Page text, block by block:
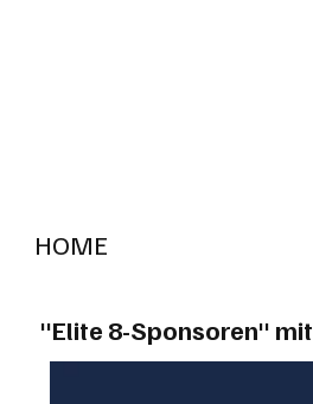
HOME
"Elite 8-Sponsoren"